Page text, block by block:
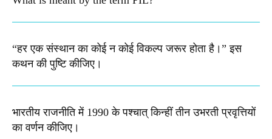
“हर एक संस्थान का कोई न कोई विकल्प जरूर होता है।” इस
कथन की पुष्टि कीजिए।
भारतीय राजनीति में 1990 के पश्चात् किन्हीं तीन उभरती प्रवृत्तियों
का वर्णन कीजिए।